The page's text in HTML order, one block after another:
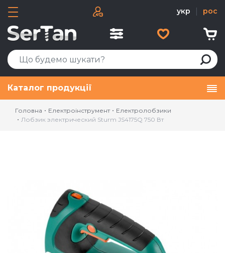
укр рос
Каталог продукції
Головна Електроінструмент
Електролобзики
Лобзик электрический Sturm JS4175Q 750 Вт